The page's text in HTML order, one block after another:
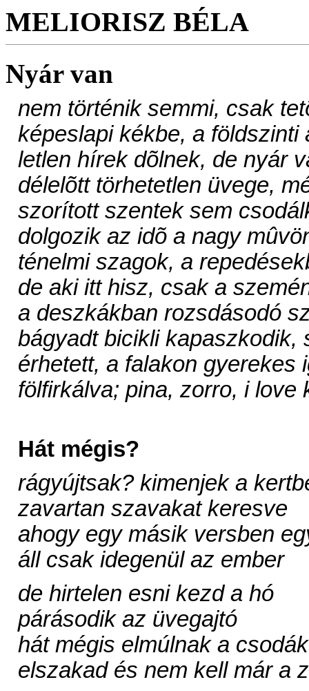
MELIORISZ BÉLA
Nyár van
nem történik semmi, csak
képeslapi kékbe, a földszinti
letlen hírek dõlnek, de nyár
délelõtt törhetetlen üvege,
szorított szentek sem
dolgozik az idõ a nagy
ténelmi szagok, a
de aki itt hisz, csak a
a deszkákban rozsdásodó
bágyadt bicikli kapaszkodik,
érhetett, a falakon gyerekes
fölfirkálva; pina, zorro, i love
Hát mégis?
rágyújtsak? kimenjek a
zavartan szavakat keresve
ahogy egy másik versben
áll csak idegenül az ember
de hirtelen esni kezd a hó
párásodik az üvegajtó
hát mégis elmúlnak a
elszakad és nem kell már a